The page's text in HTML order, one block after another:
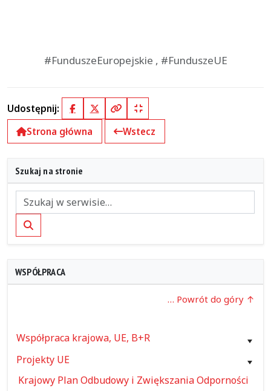
#FunduszeEuropejskie , #FunduszeUE
Udostępnij: FacebookX (Twitter)
Kopiuj pełny link
Kopiuj krótki link
Strona główna
Wstecz
Szukaj na stronie
Szukaj
WSPÓŁPRACA
… Powrót do góry
Współpraca krajowa, UE, B+R
Projekty UE
Krajowy Plan Odbudowy i Zwiększania Odporności